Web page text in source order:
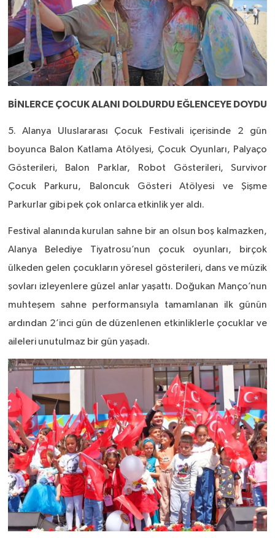
BİNLERCE ÇOCUK ALANI DOLDURDU EĞLENCEYE DOYDU
5. Alanya Uluslararası Çocuk Festivali içerisinde 2 gün
boyunca Balon Katlama Atölyesi, Çocuk Oyunları, Palyaço
Gösterileri, Balon Parklar, Robot Gösterileri, Survivor
Çocuk Parkuru, Baloncuk Gösteri Atölyesi ve Şişme
Parkurlar gibi pek çok onlarca etkinlik yer aldı.
Festival alanında kurulan sahne bir an olsun boş kalmazken,
Alanya Belediye Tiyatrosu’nun çocuk oyunları, birçok
ülkeden gelen çocukların yöresel gösterileri, dans ve müzik
şovları izleyenlere güzel anlar yaşattı. Doğukan Manço’nun
muhteşem sahne performansıyla tamamlanan ilk günün
ardından 2’inci gün de düzenlenen etkinliklerle çocuklar ve
aileleri unutulmaz bir gün yaşadı.